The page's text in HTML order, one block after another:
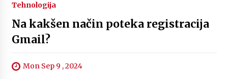
Tehnologija
Na kakšen način poteka registracija
Gmail?
Mon Sep 9 , 2024